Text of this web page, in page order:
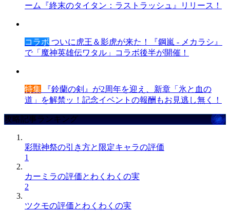
ーム『終末のタイタン：ラストラッシュ』リリース！
コラボ ついに虎王＆影虎が来た！『鋼嵐 - メカラシ』
で「魔神英雄伝ワタル」コラボ後半が開催！
特集 『鈴蘭の剣』が2周年を迎え、新章「氷と血の
道」を解禁ッ！記念イベントの報酬もお見逃し無く！
攻略記事ランキング
彩獣神祭の引き方と限定キャラの評価
1
カーミラの評価とわくわくの実
2
ツクモの評価とわくわくの実